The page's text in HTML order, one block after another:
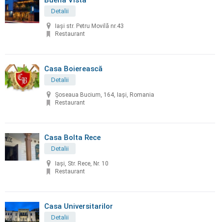
Detalii
Iași str. Petru Movilă nr.43
Restaurant
Casa Boierească
Detalii
Șoseaua Bucium, 164, Iași, Romania
Restaurant
Casa Bolta Rece
Detalii
Iași, Str. Rece, Nr. 10
Restaurant
Casa Universitarilor
Detalii